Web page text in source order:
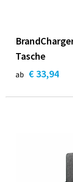
Tasche
ab € 33,94